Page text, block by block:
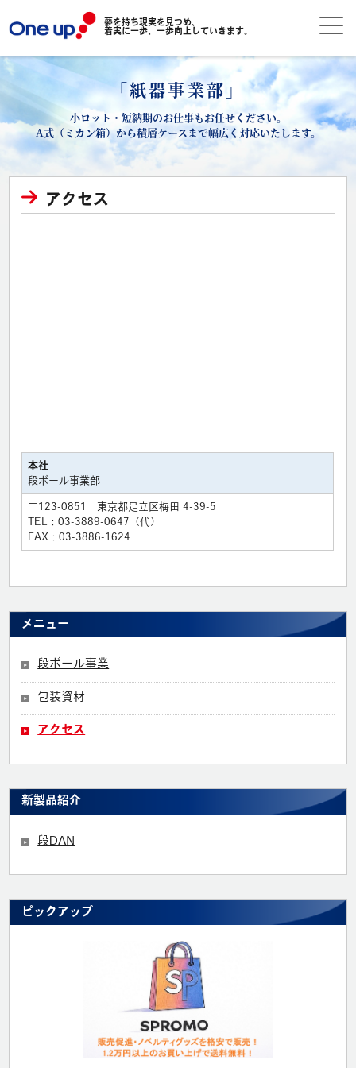
夢を持ち現実を見つめ、
着実に一歩、一歩向上していきます。
「紙器事業部」
小ロット・短納期のお仕事もお任せください。
A式（ミカン箱）から積層ケースまで幅広く対応いたします。
アクセス
本社
段ボール事業部
〒123-0851 東京都足立区梅田 4-39-5
TEL：03-3889-0647（代）
FAX：03-3886-1624
メニュー
段ボール事業
包装資材
アクセス
新製品紹介
段DAN
ピックアップ